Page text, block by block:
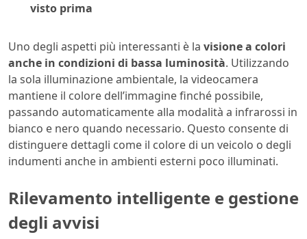
visto prima
Uno degli aspetti più interessanti è la visione a colori
anche in condizioni di bassa luminosità. Utilizzando
la sola illuminazione ambientale, la videocamera
mantiene il colore dell’immagine finché possibile,
passando automaticamente alla modalità a infrarossi in
bianco e nero quando necessario. Questo consente di
distinguere dettagli come il colore di un veicolo o degli
indumenti anche in ambienti esterni poco illuminati.
Rilevamento intelligente e gestione
degli avvisi